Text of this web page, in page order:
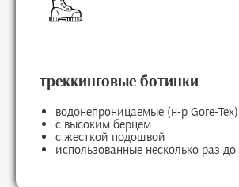
треккинговые ботинки
водонепроницаемые (н-р Gore-Tex)
с высоким берцем
с жесткой подошвой
использованные несколько раз